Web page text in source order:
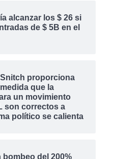
alcanzar los $ 26 si
de $ 5B en el
proporciona
que la
un movimiento
son correctos a
político se calienta
del 200%